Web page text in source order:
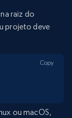
na raiz do
projeto deve
Copy
ou macOS,